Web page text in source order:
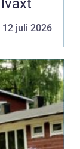
12 juli 2026